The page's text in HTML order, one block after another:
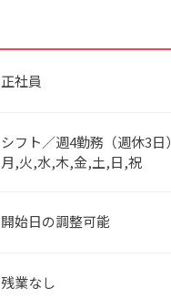
正社員
シフト／週4勤務（週休3日）
月,火,水,木,金,土,日,祝
開始日の調整可能
残業なし